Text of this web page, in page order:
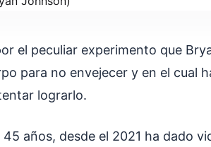
el peculiar experimento que
para no envejecer y en el cual
lograrlo.
años, desde el 2021 ha dado